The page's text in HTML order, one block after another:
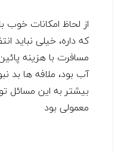
از لحاظ امکانات خوب
که داره، خیلی نباید
مسافرت با هزینه
آب بود، ملافه ها بد
بیشتر به این مسائل
معمولی بود